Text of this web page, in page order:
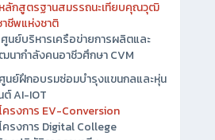
นย์ปัญญาประดิษฐ์เพื่ออุตสาหกรรม
ยาลัยเทคนิคชลบุรี
หลักสูตรฐานสมรรถนะเทียบคุณวุฒิ
าชีพแห่งชาติ
นย์บริหารเครือข่ายการผลิตและ
ฒนากำลังคนอาชีวศึกษา CVM